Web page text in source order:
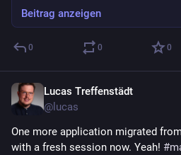
Beitrag anzeigen
0 0 0
Lucas Treffenstädt
@lucas
One more application migrated
with a fresh session now. Yeah! #